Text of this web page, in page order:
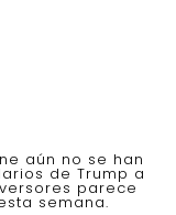
aún no se han
de Trump a
parece
semana.